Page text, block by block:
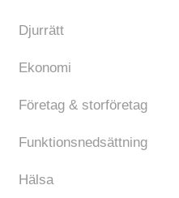
Djurrätt
Ekonomi
Företag & storföretag
Funktionsnedsättning
Hälsa